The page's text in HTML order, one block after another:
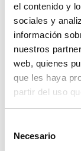
el contenido y
sociales y
información
nuestros
web, quienes
que les haya
partir del uso
Necesario